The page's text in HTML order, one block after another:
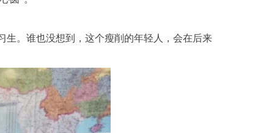
生。谁也没想到，这个瘦削的年轻人，会在后来